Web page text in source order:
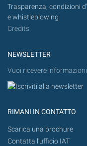
Trasparenza, condizioni
e whistleblowing
Credits
NEWSLETTER
Vuoi ricevere
RIMANI IN CONTATTO
Scarica una brochure
Contatta l'ufficio IAT